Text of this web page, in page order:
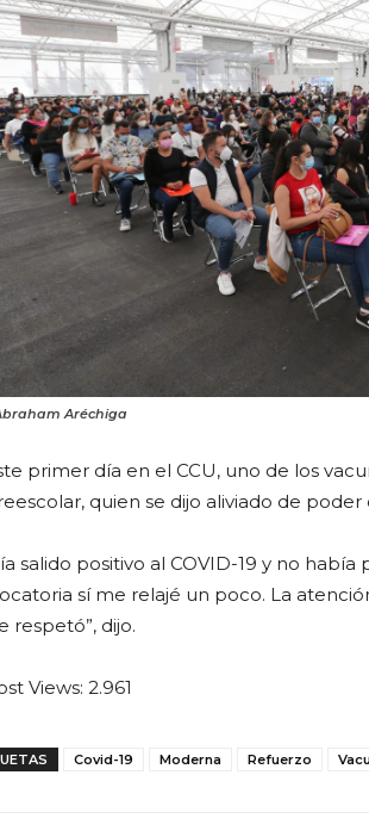
Aréchiga
primer día en el CCU, uno de los
quien se dijo aliviado de
salido positivo al COVID-19 y no
sí me relajé un poco. La
respetó”, dijo.
Views: 2.961
Covid-19 Moderna Refuerzo